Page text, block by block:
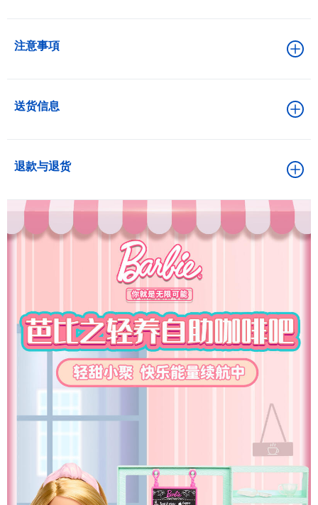
注意事項
送货信息
退款与退货